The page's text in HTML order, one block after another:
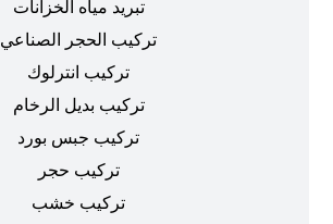
تبريد مياه الخزانات
تركيب الحجر الصناعي
تركيب انترلوك
تركيب بديل الرخام
تركيب جبس بورد
تركيب حجر
تركيب خشب